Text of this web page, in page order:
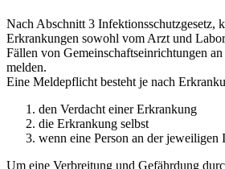
Nach Abschnitt 3 Infektionsschutzgesetz,
Erkrankungen sowohl vom Arzt und
Fällen von Gemeinschaftseinrichtungen an
melden.
Eine Meldepflicht besteht je nach
den Verdacht einer Erkrankung
die Erkrankung selbst
wenn eine Person an der jeweiligen
Um eine Verbreitung und Gefährdung